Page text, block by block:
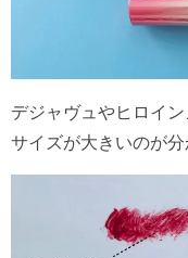
デジャヴュやヒロイ
サイズが大きいのが分